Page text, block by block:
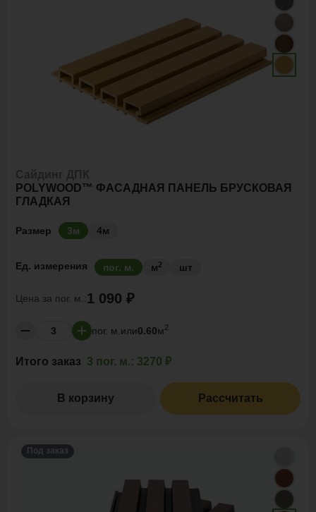
POLYWOOD™ ФАСАДНАЯ ПАНЕЛЬ БРУСКОВАЯ
ГЛАДКАЯ
Размер 3м 4м
Ед. измерения пог. м. м2 шт
Цена за пог. м.:1 090 ₽
пог. м. или0.60м2
Итого заказ 3 пог. м.: 3270 ₽
В корзину Рассчитать
Под заказ